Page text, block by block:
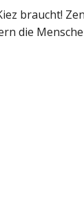
braucht!
die